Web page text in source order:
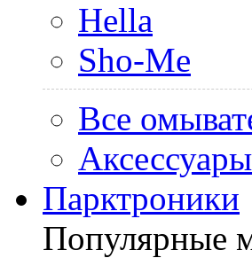
Hella
Sho-Me
Все
Парктроники
Популярные